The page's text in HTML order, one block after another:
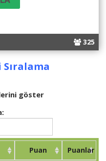
325
göster
Puan Puanlar